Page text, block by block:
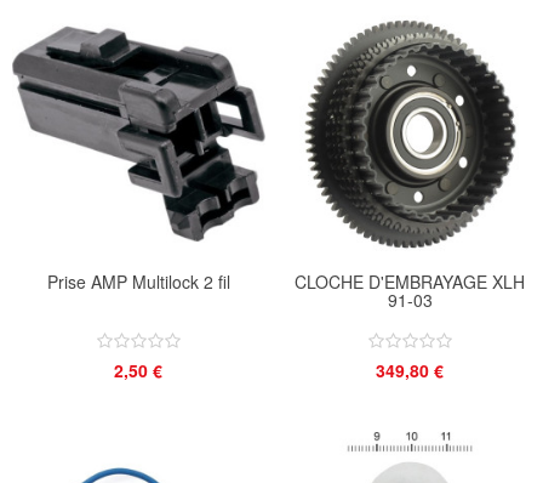
Prise AMP Multilock 2 fil
2,50 €
CLOCHE D'EMBRAYAGE XLH
91-03
349,80 €